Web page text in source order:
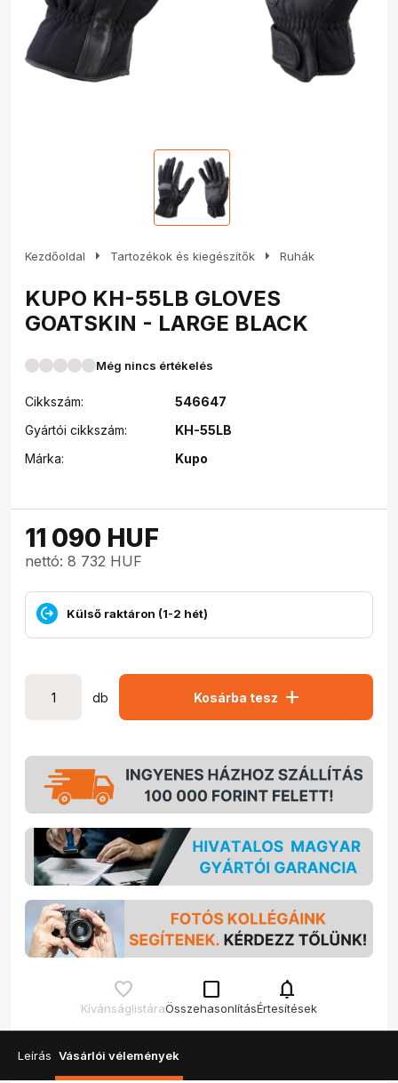
Kezdőoldal arrow_right Tartozékok és kiegészítők arrow_right Ruhák
KUPO KH-55LB GLOVES
GOATSKIN - LARGE BLACK
Még nincs értékelés
Cikkszám:
546647
Gyártói cikkszám:
KH-55LB
Márka:
Kupo
11 090 HUF
nettó: 8 732 HUF
Külső raktáron (1-2 hét)
db Kosárba tesz add
Kívánságlistára
check_box_outline_blank
Összehasonlítás
notifications
Értesítések
Leírás Vásárlói vélemények